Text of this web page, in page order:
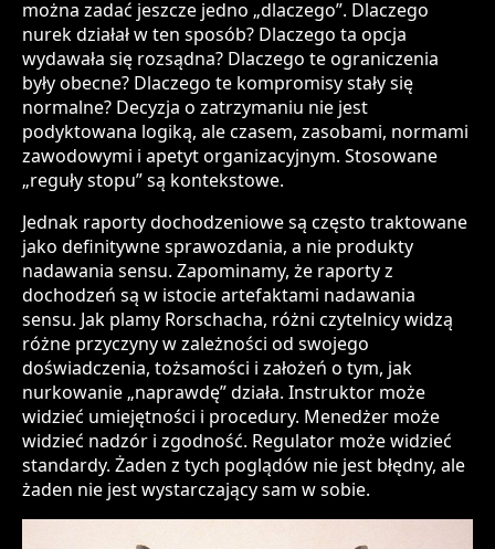
można zadać jeszcze jedno „dlaczego”. Dlaczego
nurek działał w ten sposób? Dlaczego ta opcja
wydawała się rozsądna? Dlaczego te ograniczenia
były obecne? Dlaczego te kompromisy stały się
normalne? Decyzja o zatrzymaniu nie jest
podyktowana logiką, ale czasem, zasobami, normami
zawodowymi i apetyt organizacyjnym. Stosowane
„reguły stopu” są kontekstowe.
Jednak raporty dochodzeniowe są często traktowane
jako definitywne sprawozdania, a nie produkty
nadawania sensu. Zapominamy, że raporty z
dochodzeń są w istocie artefaktami nadawania
sensu. Jak plamy Rorschacha, różni czytelnicy widzą
różne przyczyny w zależności od swojego
doświadczenia, tożsamości i założeń o tym, jak
nurkowanie „naprawdę” działa. Instruktor może
widzieć umiejętności i procedury. Menedżer może
widzieć nadzór i zgodność. Regulator może widzieć
standardy. Żaden z tych poglądów nie jest błędny, ale
żaden nie jest wystarczający sam w sobie.